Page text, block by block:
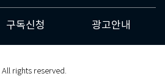
구독신청 광고안내
All rights reserved.